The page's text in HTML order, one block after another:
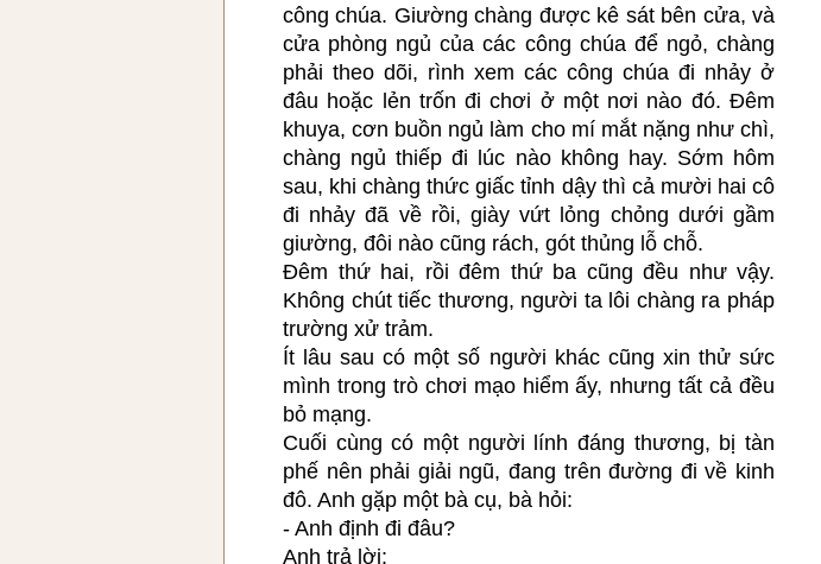
công chúa. Giường chàng được kê sát bên cửa, và
cửa phòng ngủ của các công chúa để ngỏ, chàng
phải theo dõi, rình xem các công chúa đi nhảy ở
đâu hoặc lẻn trốn đi chơi ở một nơi nào đó. Đêm
khuya, cơn buồn ngủ làm cho mí mắt nặng như chì,
chàng ngủ thiếp đi lúc nào không hay. Sớm hôm
sau, khi chàng thức giấc tỉnh dậy thì cả mười hai cô
đi nhảy đã về rồi, giày vứt lỏng chỏng dưới gầm
giường, đôi nào cũng rách, gót thủng lỗ chỗ.
Đêm thứ hai, rồi đêm thứ ba cũng đều như vậy.
Không chút tiếc thương, người ta lôi chàng ra pháp
trường xử trảm.
Ít lâu sau có một số người khác cũng xin thử sức
mình trong trò chơi mạo hiểm ấy, nhưng tất cả đều
bỏ mạng.
Cuối cùng có một người lính đáng thương, bị tàn
phế nên phải giải ngũ, đang trên đường đi về kinh
đô. Anh gặp một bà cụ, bà hỏi:
- Anh định đi đâu?
Anh trả lời: